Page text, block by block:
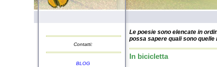
Contatti:
BLOG
Le poesie sono elencate in
possa sapere quali sono
In bicicletta